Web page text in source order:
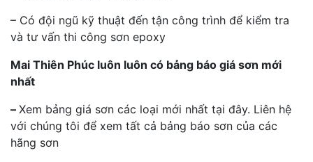
– Có đội ngũ kỹ thuật đến tận công trình để kiểm tra
và tư vấn thi công sơn epoxy
Mai Thiên Phúc luôn luôn có bảng báo giá sơn mới
nhất
– Xem bảng giá sơn các loại mới nhất tại đây. Liên hệ
với chúng tôi để xem tất cả bảng báo sơn của các
hãng sơn